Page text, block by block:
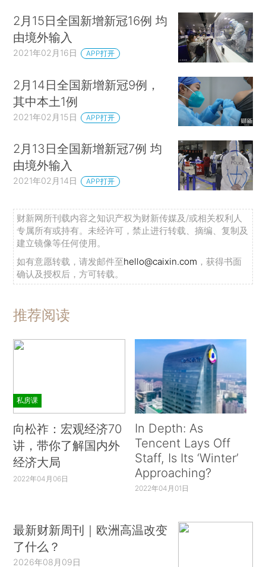
2月15日全国新增新冠16例 均
由境外输入
2021年02月16日 APP打开
2月14日全国新增新冠9例，
其中本土1例
2021年02月15日 APP打开
2月13日全国新增新冠7例 均
由境外输入
2021年02月14日 APP打开
财新网所刊载内容之知识产权为财新传媒及/或相关权利人
专属所有或持有。未经许可，禁止进行转载、摘编、复制及
建立镜像等任何使用。
如有意愿转载，请发邮件至hello@caixin.com ，获得书面
确认及授权后，方可转载。
推荐阅读
私房课
向松祚：宏观经济70
讲，带你了解国内外
经济大局
2022年04月06日
In Depth: As
Tencent Lays Off
Staff, Is Its ‘Winter’
Approaching?
2022年04月01日
最新财新周刊｜欧洲高温改变
了什么？
2026年08月09日